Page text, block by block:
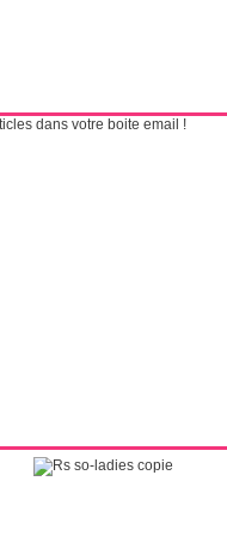
dans votre boite email !